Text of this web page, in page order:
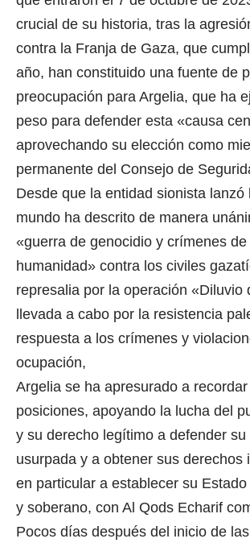
crucial de su historia, tras la
contra la Franja de Gaza, que
año, han constituido una fuente de
preocupación para Argelia, que ha
peso para defender esta «causa
aprovechando su elección como
permanente del Consejo de
Desde que la entidad sionista lanzó
mundo ha descrito de manera
«guerra de genocidio y crímenes de
humanidad» contra los civiles
represalia por la operación «Diluvio
llevada a cabo por la resistencia
respuesta a los crímenes y
ocupación,
Argelia se ha apresurado a
posiciones, apoyando la lucha del
y su derecho legítimo a defender su
usurpada y a obtener sus derechos
en particular a establecer su
y soberano, con Al Qods Echarif
Pocos días después del inicio de